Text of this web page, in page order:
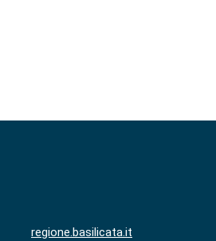
regione.basilicata.it